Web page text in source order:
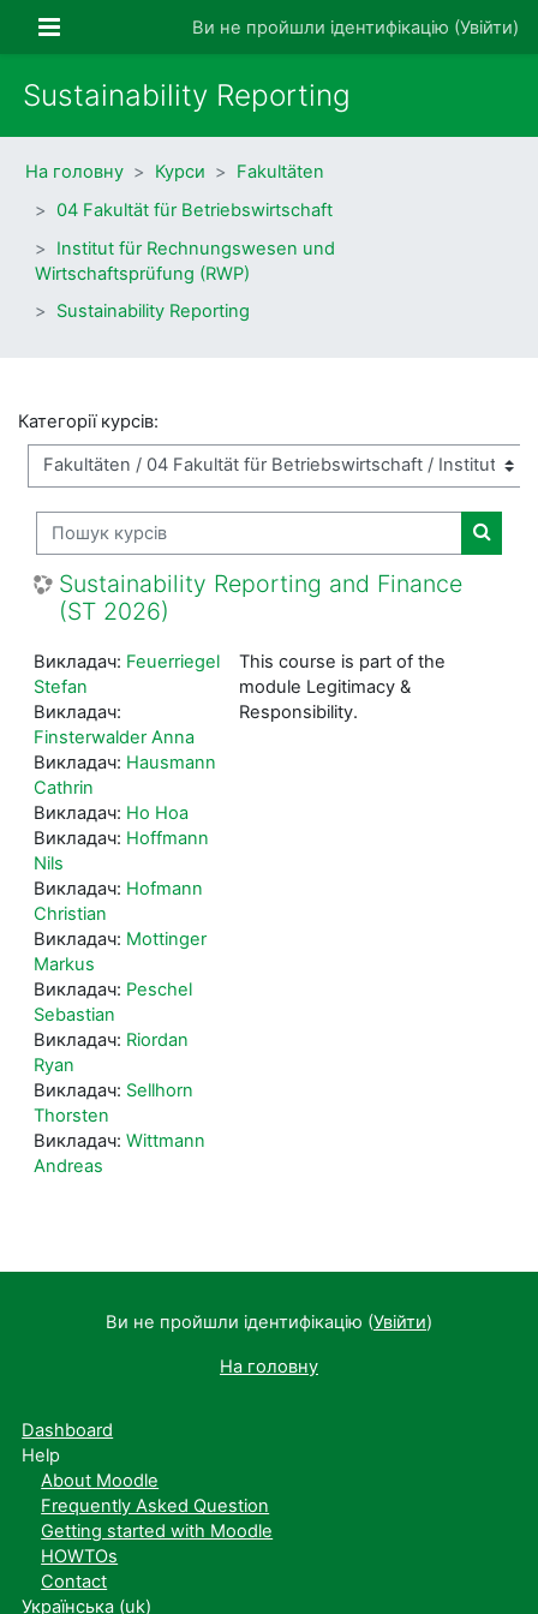
Бокова панельВи не пройшли ідентифікацію (Увійти)
Sustainability Reporting
На головну Курси
Fakultäten
04 Fakultät für Betriebswirtschaft
Institut für Rechnungswesen und
Wirtschaftsprüfung (RWP)
Sustainability Reporting
Категорії курсів:
Пошук курсів
Пошук
Sustainability Reporting and Finance
(ST 2026)
This course is part of the
module Legitimacy &
Responsibility.
Викладач: Feuerriegel
Stefan
Викладач:
Finsterwalder Anna
Викладач: Hausmann
Cathrin
Викладач: Ho Hoa
Викладач: Hoffmann
Nils
Викладач: Hofmann
Christian
Викладач: Mottinger
Markus
Викладач: Peschel
Sebastian
Викладач: Riordan
Ryan
Викладач: Sellhorn
Thorsten
Викладач: Wittmann
Andreas
Ви не пройшли ідентифікацію (Увійти)
На головну
Dashboard
Help
About Moodle
Frequently Asked Question
Getting started with Moodle
HOWTOs
Contact
Українська ‎(uk)‎